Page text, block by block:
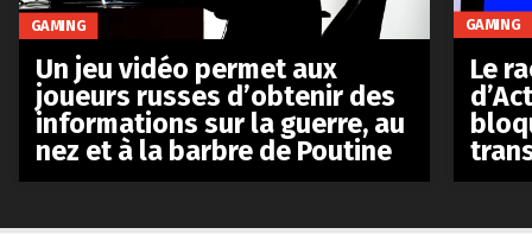
GAMING
Un jeu vidéo permet aux
joueurs russes d’obtenir des
informations sur la guerre, au
nez et à la barbre de Poutine
GAMING
Le